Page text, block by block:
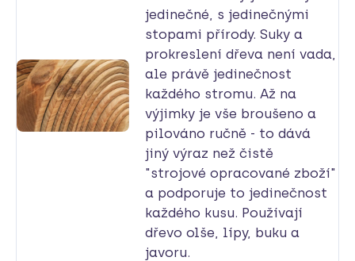
jedinečné, s jedinečnými
stopami přírody. Suky a
prokreslení dřeva není vada,
ale právě jedinečnost
každého stromu. Až na
výjimky je vše broušeno a
pilováno ručně - to dává
jiný výraz než čistě
"strojové opracované zboží"
a podporuje to jedinečnost
každého kusu. Používají
dřevo olše, lípy, buku a
javoru.